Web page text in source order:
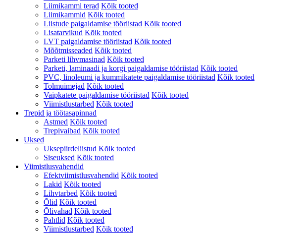
Liimikammi terad Kõik tooted
Liimikammid Kõik tooted
Liistude paigaldamise tööriistad Kõik tooted
Lisatarvikud Kõik tooted
LVT paigaldamise tööriistad Kõik tooted
Mõõtmisseaded Kõik tooted
Parketi lihvmasinad Kõik tooted
Parketi, laminaadi ja korgi paigaldamise tööriistad Kõik tooted
PVC, linoleumi ja kummikatete paigaldamise tööriistad Kõik tooted
Tolmuimejad Kõik tooted
Vaipkatete paigaldamise tööriistad Kõik tooted
Viimistlustarbed Kõik tooted
Trepid ja töötasapinnad
Astmed Kõik tooted
Trepivaibad Kõik tooted
Uksed
Uksepiirdeliistud Kõik tooted
Siseuksed Kõik tooted
Viimistlusvahendid
Efektviimistlusvahendid Kõik tooted
Lakid Kõik tooted
Lihvtarbed Kõik tooted
Õlid Kõik tooted
Õlivahad Kõik tooted
Pahtlid Kõik tooted
Viimistlustarbed Kõik tooted